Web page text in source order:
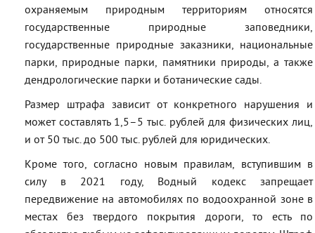
охраняемым природным территориям относятся
государственные природные заповедники,
государственные природные заказники, национальные
парки, природные парки, памятники природы, а также
дендрологические парки и ботанические сады.
Размер штрафа зависит от конкретного нарушения и
может составлять 1,5–5 тыс. рублей для физических лиц,
и от 50 тыс. до 500 тыс. рублей для юридических.
Кроме того, согласно новым правилам, вступившим в
силу в 2021 году, Водный кодекс запрещает
передвижение на автомобилях по водоохранной зоне в
местах без твердого покрытия дороги, то есть по